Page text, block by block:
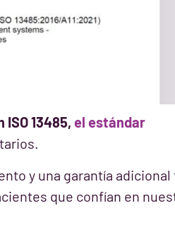
13485, el estándar
y una garantía adicional
que confían en